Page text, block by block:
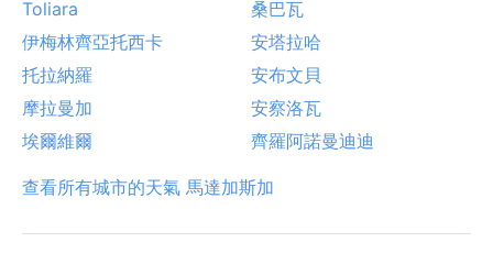
Toliara
桑巴瓦
伊梅林齊亞托西卡
安塔拉哈
托拉納羅
安布文貝
摩拉曼加
安察洛瓦
埃爾維爾
齊羅阿諾曼迪迪
查看所有城市的天氣 馬達加斯加